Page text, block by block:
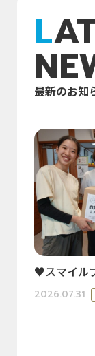
最新のお知
♥スマイル
2026.07.31